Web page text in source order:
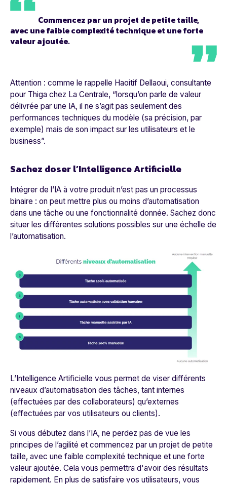
Commencez par un projet de petite taille,
avec une faible complexité technique et une forte
valeur ajoutée.
Attention : comme le rappelle Haoitif Dellaoui, consultante
pour Thiga chez La Centrale, “lorsqu’on parle de valeur
délivrée par une IA, il ne s’agit pas seulement des
performances techniques du modèle (sa précision, par
exemple) mais de son impact sur les utilisateurs et le
business”.
Sachez doser l’Intelligence Artificielle
Intégrer de l’IA à votre produit n’est pas un processus
binaire : on peut mettre plus ou moins d’automatisation
dans une tâche ou une fonctionnalité donnée. Sachez donc
situer les différentes solutions possibles sur une échelle de
l’automatisation.
L’Intelligence Artificielle vous permet de viser différents
niveaux d’automatisation des tâches, tant internes
(effectuées par des collaborateurs) qu’externes
(effectuées par vos utilisateurs ou clients).
Si vous débutez dans l’IA, ne perdez pas de vue les
principes de l’agilité et commencez par un projet de petite
taille, avec une faible complexité technique et une forte
valeur ajoutée. Cela vous permettra d'avoir des résultats
rapidement. En plus de satisfaire vos utilisateurs, vous